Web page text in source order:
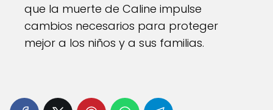
que la muerte de Caline impulse
cambios necesarios para proteger
mejor a los niños y a sus familias.